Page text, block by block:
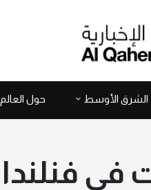
الشرق الأوسط حول العالم
في فنلندا